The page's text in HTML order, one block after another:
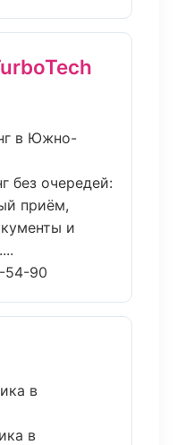
в Южно-
без очередей:
приём,
и
54-90
в
в